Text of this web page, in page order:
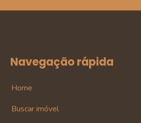
Navegação rápida
Home
Buscar imóvel